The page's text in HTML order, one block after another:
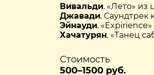
Вивальди. «Лето» из
Джавади. Саундтрек
Эйнауди.
Хачатурян. «Танец
Стоимость
500–1500 руб.